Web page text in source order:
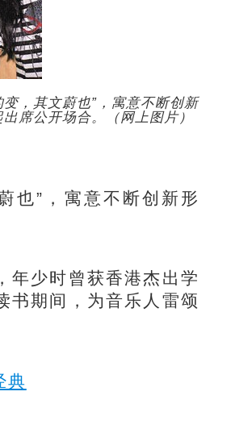
，其文蔚也”，寓意不断创新
席公开场合。（网上图片）
”，寓意不断创新形
少时曾获香港杰出学
书期间，为音乐人雷颂
典